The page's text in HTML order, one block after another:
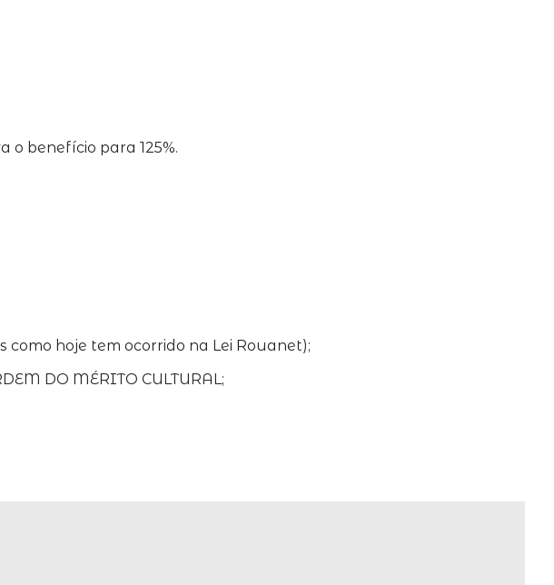
o benefício para 125%.
hoje tem ocorrido na Lei Rouanet);
DO MÉRITO CULTURAL;